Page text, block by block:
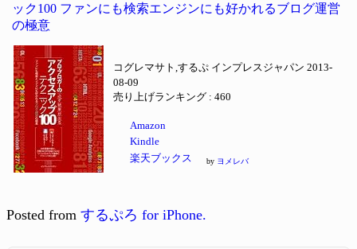
ック100 ファンにも検索エンジンにも好かれるブログ運営
の極意
コグレマサト,するぷ インプレスジャパン 2013-
08-09
売り上げランキング : 460
Amazon
Kindle
楽天ブックス
by ヨメレバ
Posted from するぷろ for iPhone.